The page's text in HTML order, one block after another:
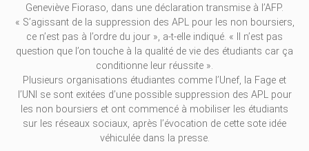
Geneviève Fioraso, dans une déclaration transmise à l’AFP.
« S’agissant de la suppression des APL pour les non boursiers,
ce n’est pas à l’ordre du jour », a-t-elle indiqué. « Il n’est pas
question que l’on touche à la qualité de vie des étudiants car ça
conditionne leur réussite ».
Plusieurs organisations étudiantes comme l’Unef, la Fage et
l’UNI se sont exitées d’une possible suppression des APL pour
les non boursiers et ont commencé à mobiliser les étudiants
sur les réseaux sociaux, après l’évocation de cette sote idée
véhiculée dans la presse.